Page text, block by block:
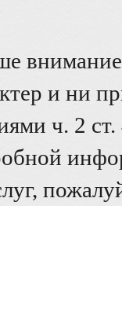
внимание
и ни
ч. 2